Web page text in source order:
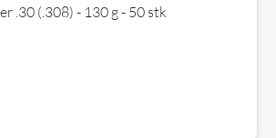
.30 (.308) - 130 g - 50 stk